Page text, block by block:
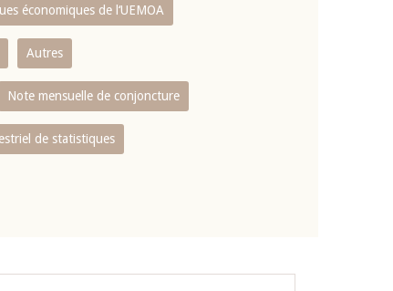
économiques de l‘UEMOA
Autres
Note mensuelle de conjoncture
de statistiques